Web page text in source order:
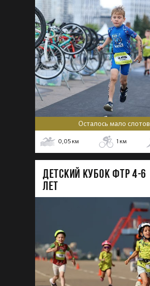
Осталось мало слотов
0,05 км 1 км
ДЕТСКИЙ КУБОК ФТР 4-6
лет